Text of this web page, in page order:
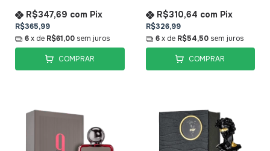
R$365,99
R$347,69 com Pix
6x de R$61,00 sem juros
COMPRAR
R$326,99
R$310,64 com Pix
6 x de R$54,50 sem juros
COMPRAR